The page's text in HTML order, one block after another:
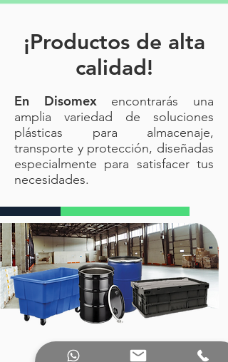
¡Productos de alta
calidad!
En Disomexencontrarás una
amplia variedad de soluciones
plásticas para almacenaje,
transporte y protección, diseñadas
especialmente para satisfacer tus
necesidades.